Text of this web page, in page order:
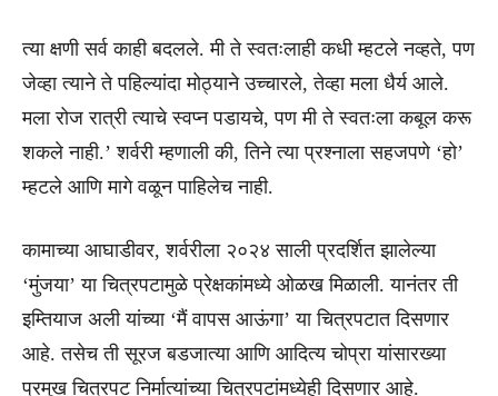
त्या क्षणी सर्व काही बदलले. मी ते स्वतःलाही कधी म्हटले नव्हते, पण
जेव्हा त्याने ते पहिल्यांदा मोठ्याने उच्चारले, तेव्हा मला धैर्य आले.
मला रोज रात्री त्याचे स्वप्न पडायचे, पण मी ते स्वतःला कबूल करू
शकले नाही.’ शर्वरी म्हणाली की, तिने त्या प्रश्नाला सहजपणे ‘हो’
म्हटले आणि मागे वळून पाहिलेच नाही.
कामाच्या आघाडीवर, शर्वरीला २०२४ साली प्रदर्शित झालेल्या
‘मुंजया’ या चित्रपटामुळे प्रेक्षकांमध्ये ओळख मिळाली. यानंतर ती
इम्तियाज अली यांच्या ‘मैं वापस आऊंगा’ या चित्रपटात दिसणार
आहे. तसेच ती सूरज बडजात्या आणि आदित्य चोप्रा यांसारख्या
प्रमुख चित्रपट निर्मात्यांच्या चित्रपटांमध्येही दिसणार आहे.